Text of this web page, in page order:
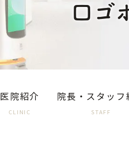
口ゴ
医院紹介
CLINIC
院長・スタッフ
STAFF